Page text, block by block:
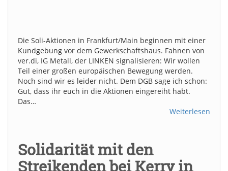
Die Soli-Aktionen in Frankfurt/Main beginnen mit einer
Kundgebung vor dem Gewerkschaftshaus. Fahnen von
ver.di, IG Metall, der LINKEN signalisieren: Wir wollen
Teil einer großen europäischen Bewegung werden.
Noch sind wir es leider nicht. Dem DGB sage ich schon:
Gut, dass ihr euch in die Aktionen eingereiht habt.
Das…
Weiterlesen
Solidarität mit den
Streikenden bei Kerry in